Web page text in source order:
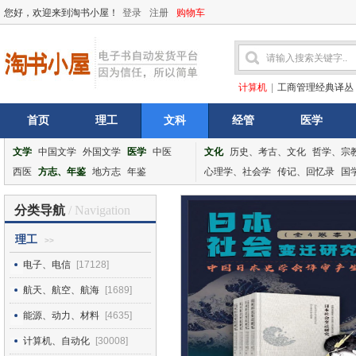
您好，欢迎来到淘书小屋！ 登录 注册 购物车
计算机 工商管理经典译丛
首页 理工 文科 经管 医学
文学 中国文学 外国文学 医学 中医
西医
方志、年鉴 地方志 年鉴
文化 历史、考古、文化 哲学、宗
心理学、社会学 传记、回忆录 国
分类导航 / Navigation
理工 >>
电子、电信 [17128]
航天、航空、航海 [1689]
能源、动力、材料 [4635]
计算机、自动化 [30008]